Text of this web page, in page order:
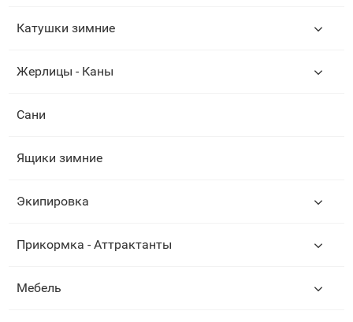
Катушки зимние
Жерлицы - Каны
Сани
Ящики зимние
Экипировка
Прикормка - Аттрактанты
Мебель